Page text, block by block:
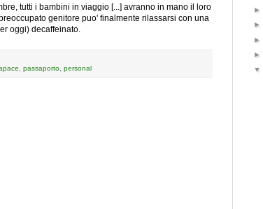
tutti i bambini in viaggio [...] avranno in mano il loro
genitore puo' finalmente rilassarsi con una
oggi) decaffeinato.
passaporto personal
►
►
►
►
▼